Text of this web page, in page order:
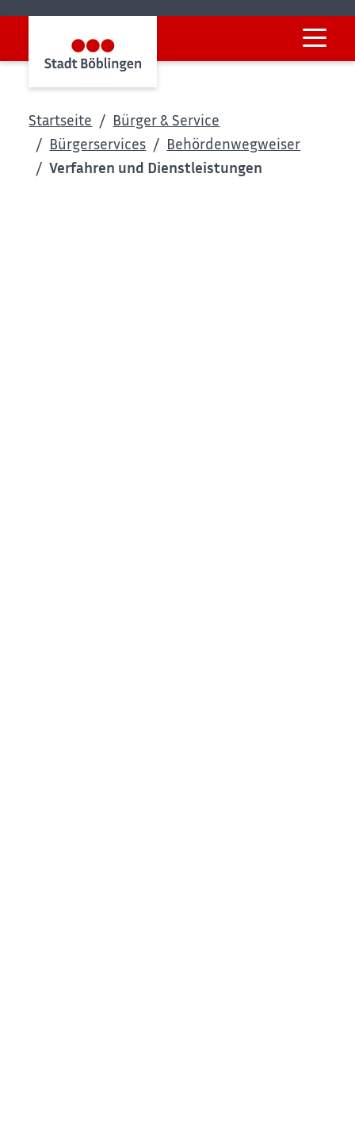
Startseite
Bürger & Service
Bürgerservices
Behördenwegweiser
Verfahren und Dienstleistungen